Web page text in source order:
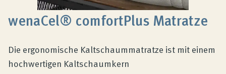
wenaCel® comfortPlus Matratze
Die ergonomische Kaltschaummatratze ist mit einem
hochwertigen Kaltschaumkern